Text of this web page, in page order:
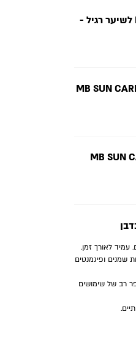
מסכת הזנה משקמת EVERYDAY לשיער רגיל -
עמיד לאורך זמן.
שמנים ופיגמנטים
רב של שימושים